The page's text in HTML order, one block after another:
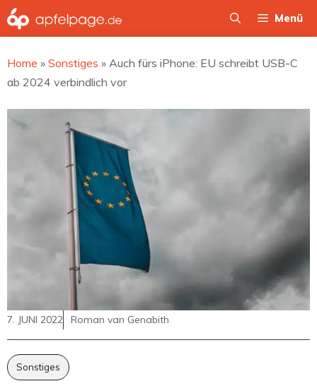
Zum
Inhalt
Menü
Home » Sonstiges » Auch fürs iPhone: EU schreibt USB-C
ab 2024 verbindlich vor
7. JUNI 2022 Roman van Genabith
Sonstiges